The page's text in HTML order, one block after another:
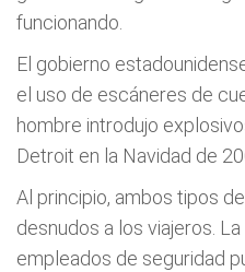
funcionando.
El gobierno
el uso de escáneres de
hombre introdujo
Detroit en la Navidad de
Al principio, ambos tipos
desnudos a los viajeros.
empleados de seguridad